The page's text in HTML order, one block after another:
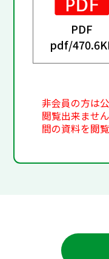
PDF
pdf/
非会員の方は
閲覧出来ませ
間の資料を閲覧